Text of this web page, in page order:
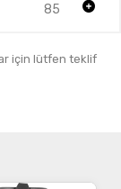
85
için lütfen teklif